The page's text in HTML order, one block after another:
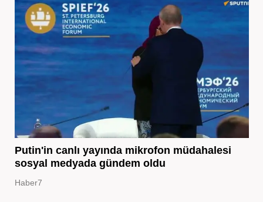
Putin'in canlı yayında mikrofon müdahalesi
sosyal medyada gündem oldu
Haber7